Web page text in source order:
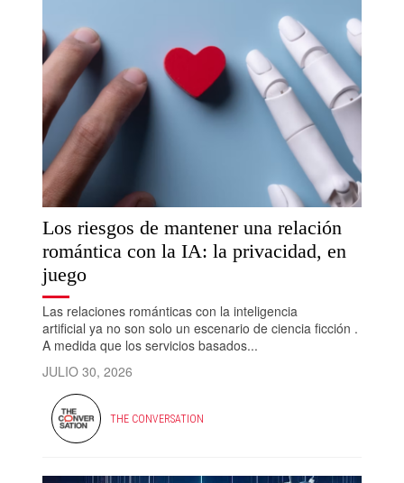
Los riesgos de mantener una relación
romántica con la IA: la privacidad, en
juego
Las relaciones románticas con la inteligencia
artificial ya no son solo un escenario de ciencia ficción .
A medida que los servicios basados...
JULIO 30, 2026
THE CONVERSATION